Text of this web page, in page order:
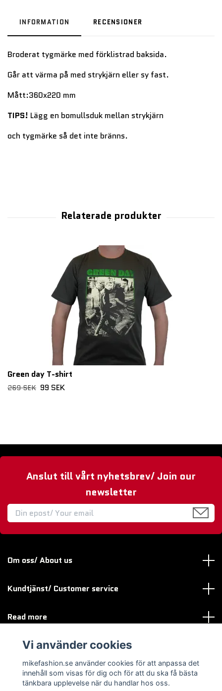
INFORMATION RECENSIONER
Broderat tygmärke med förklistrad baksida.
Går att värma på med strykjärn eller sy fast.
Mått:360x220 mm
TIPS! Lägg en bomullsduk mellan strykjärn
och tygmärke så det inte bränns.
Green day T-shirt
269 SEK 99 SEK
Anslut till vårt nyhetsbrev/ Join our
newsletter
Om oss/ About us
Kundtjänst/ Customer service
Read more
Sociala medier
Vi använder cookies
mikefashion.se använder cookies för att anpassa det
innehåll som visas för dig och för att du ska få bästa
tänkbara upplevelse när du handlar hos oss.